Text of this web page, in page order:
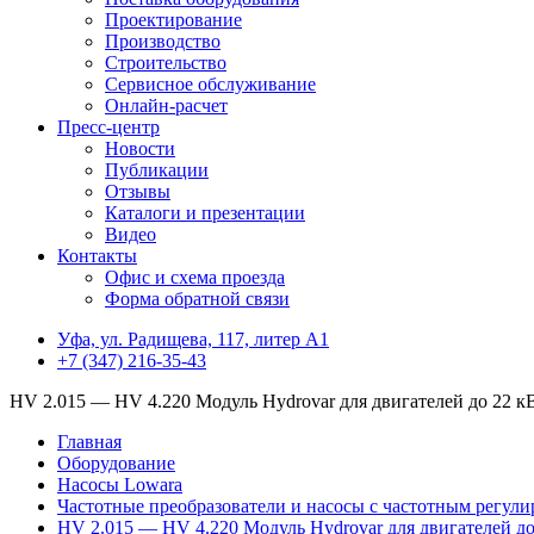
Проектирование
Производство
Строительство
Сервисное обслуживание
Онлайн-расчет
Пресс-центр
Новости
Публикации
Отзывы
Каталоги и презентации
Видео
Контакты
Офис и схема проезда
Форма обратной связи
Уфа, ул. Радищева, 117, литер А1
+7 (347) 216-35-43
HV 2.015 — HV 4.220 Модуль Hydrovar для двигателей до 22
Главная
Оборудование
Насосы Lowara
Частотные преобразователи и насосы с частотным
HV 2.015 — HV 4.220 Модуль Hydrovar для двигателей